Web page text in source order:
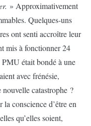
» Approximativement
Quelques-uns
ont senti accroître leur
mis à fonctionner 24
était bondé à une
avec frénésie,
catastrophe ?
conscience d’être en
qu’elles soient,